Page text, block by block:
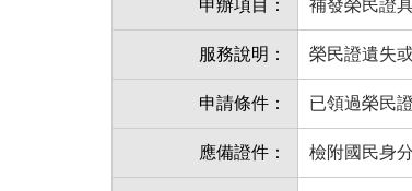
申辦項目： 補發榮民證
服務說明： 榮民證遺失
申請條件： 已領過榮民
應備證件： 檢附國民身